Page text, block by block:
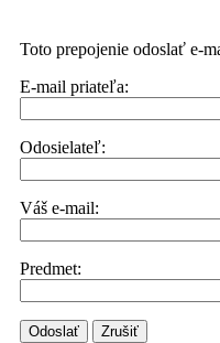
Toto prepojenie odoslať e-
E-mail priateľa:
Odosielateľ:
Váš e-mail:
Predmet:
Odoslať Zrušiť